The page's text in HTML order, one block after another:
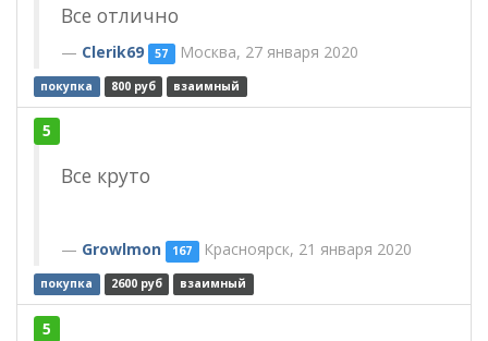
Все отлично
Clerik69 57 Москва, 27 января 2020
покупка 800 руб взаимный
5
Все круто
Growlmon 167 Красноярск, 21 января 2020
покупка 2600 руб взаимный
5